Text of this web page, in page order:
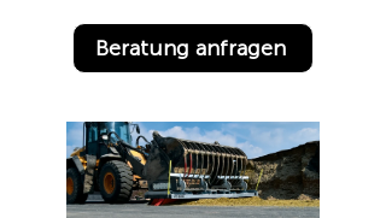
Beratung anfragen